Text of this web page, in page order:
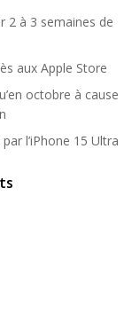
2 à 3 semaines de
aux Apple Store
octobre à cause
l’iPhone 15 Ultra